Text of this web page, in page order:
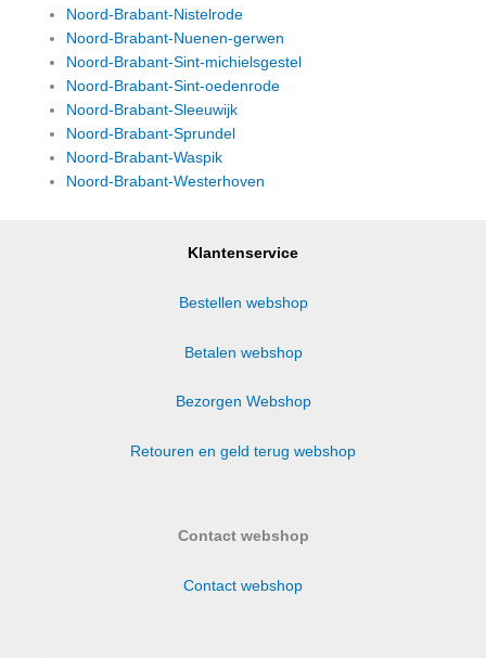
Noord-Brabant-Nistelrode
Noord-Brabant-Nuenen-gerwen
Noord-Brabant-Sint-michielsgestel
Noord-Brabant-Sint-oedenrode
Noord-Brabant-Sleeuwijk
Noord-Brabant-Sprundel
Noord-Brabant-Waspik
Noord-Brabant-Westerhoven
Klantenservice
Bestellen webshop
Betalen webshop
Bezorgen Webshop
Retouren en geld terug webshop
Contact webshop
Contact webshop